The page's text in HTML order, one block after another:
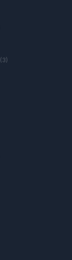
(3)